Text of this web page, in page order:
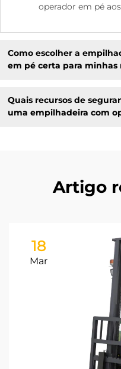
operador em pé
Como escolher a
em pé certa para minhas
Quais recursos de
uma empilhadeira com
Artigo
18
Mar